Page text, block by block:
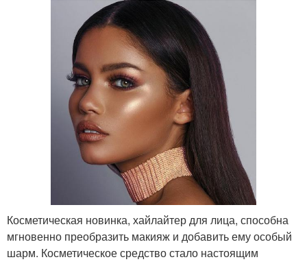
Косметическая новинка, хайлайтер для лица, способна
мгновенно преобразить макияж и добавить ему особый
шарм. Косметическое средство стало настоящим